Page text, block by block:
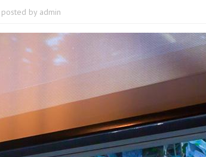
СТЕКЛОПАКЕТЫ
ЗАЩИТА НА ОКНА ОТ
ОТКОСЫ
МОНТАЖ И
РЕГУЛИРОВКА
ДОВОДЧИКА
МОНТАЖ
posted by admin